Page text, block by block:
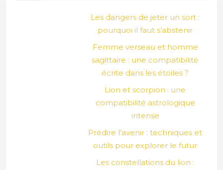
Les dangers de jeter un sort :
pourquoi il faut s’abstenir
Femme verseau et homme
sagittaire : une compatibilité
écrite dans les étoiles ?
Lion et scorpion : une
compatibilité astrologique
intense
Prédire l’avenir : techniques et
outils pour explorer le futur
Les constellations du lion :